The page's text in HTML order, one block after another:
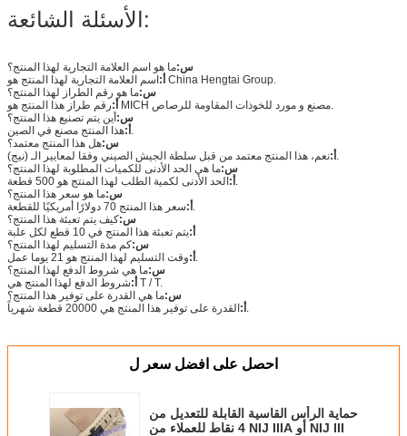
الأسئلة الشائعة:
س:ما هو اسم العلامة التجارية لهذا المنتج؟
أ: اسم العلامة التجارية لهذا المنتج هو China Hengtai Group.
س:ما هو رقم الطراز لهذا المنتج؟
أ:
س:أين يتم تصنيع هذا المنتج؟
أ:
س:هل هذا المنتج معتمد؟
أ:
س:ما هي الحد الأدنى للكميات المطلوبة لهذا المنتج؟
أ:
س:ما هو سعر هذا المنتج؟
أ:
س:كيف يتم تعبئة هذا المنتج؟
أ:يتم تعبئة هذا المنتج في 10 قطع لكل علبة
س:كم مدة التسليم لهذا المنتج؟
أ:
س:ما هي شروط الدفع لهذا المنتج؟
أ: شروط الدفع لهذا المنتج هي T / T.
س:ما هي القدرة على توفير هذا المنتج؟
أ:
احصل على افضل سعر ل
حماية الرأس القاسية القابلة للتعديل من
4 نقاط للعملاء من NIJ IIIA أو NIJ III